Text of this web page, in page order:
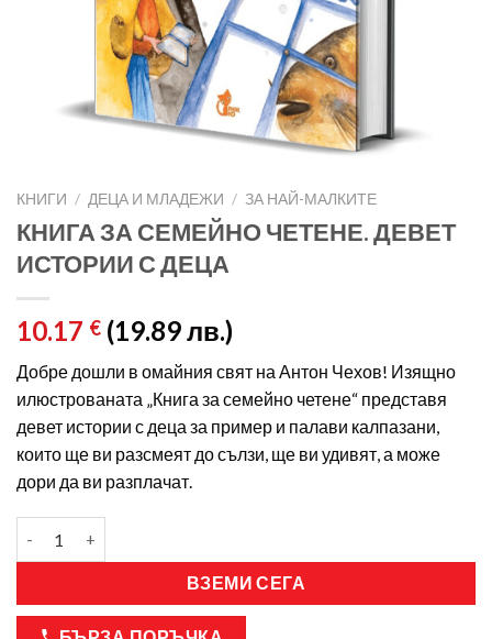
КНИГИ / ДЕЦА И МЛАДЕЖИ / ЗА НАЙ-МАЛКИТЕ
КНИГА ЗА СЕМЕЙНО ЧЕТЕНЕ. ДЕВЕТ
ИСТОРИИ С ДЕЦА
10.17 € (19.89 лв.)
Добре дошли в омайния свят на Антон Чехов! Изящно
илюстрованата „Книга за семейно четене“ представя
девет истории с деца за пример и палави калпазани,
които ще ви разсмеят до сълзи, ще ви удивят, а може
дори да ви разплачат.
ВЗЕМИ СЕГА